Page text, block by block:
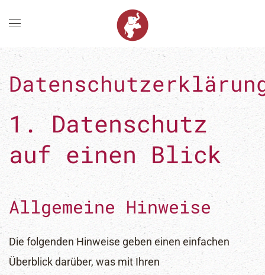
Zum Hauptinhalt springen
1. Datenschutz
auf einen Blick
Allgemeine Hinweise
Die folgenden Hinweise geben einen einfachen
Überblick darüber, was mit Ihren